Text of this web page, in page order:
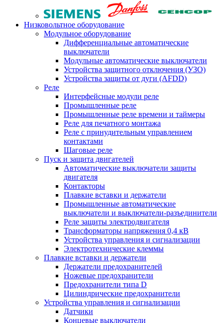
Низковольтное оборудование
Модульное оборудование
Дифференциальные автоматические
выключатели
Модульные автоматические выключатели
Устройства защитного отключения (УЗО)
Устройства защиты от дуги (AFDD)
Реле
Интерфейсные модули реле
Промышленные реле
Промышленные реле времени и таймеры
Реле для печатного монтажа
Реле с принудительным управлением
контактами
Шаговые реле
Пуск и защита двигателей
Автоматические выключатели защиты
двигателя
Контакторы
Плавкие вставки и держатели
Промышленные автоматические
выключатели и выключатели-разъединители
Реле защиты электродвигателя
Трансформаторы напряжения 0,4 кВ
Устройства управления и сигнализации
Электротехнические клеммы
Плавкие вставки и держатели
Держатели предохранителей
Ножевые предохранители
Предохранители типа D
Цилиндрические предохранители
Устройства управления и сигнализации
Датчики
Концевые выключатели